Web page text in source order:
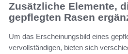
Zusätzliche Elemente,
gepflegten Rasen
Um das Erscheinungsbild eines
vervollständigen, bieten sich